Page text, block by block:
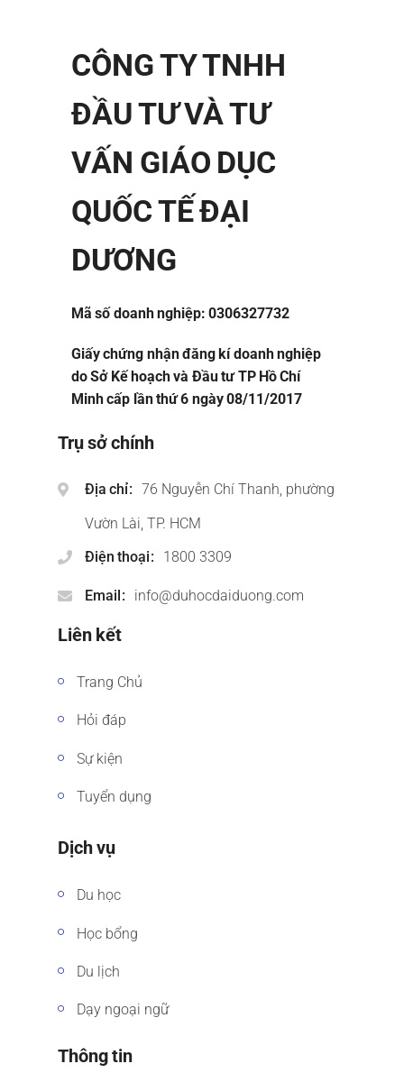
CÔNG TY TNHH
ĐẦU TƯ VÀ TƯ
VẤN GIÁO DỤC
QUỐC TẾ ĐẠI
DƯƠNG
Mã số doanh nghiệp: 0306327732
Giấy chứng nhận đăng kí doanh nghiệp
do Sở Kế hoạch và Đầu tư TP Hồ Chí
Minh cấp lần thứ 6 ngày 08/11/2017
Trụ sở chính
Địa chỉ
76 Nguyễn Chí Thanh, phường
Vườn Lài, TP. HCM
Điện thoại
1800 3309
Email info@duhocdaiduong.com
Liên kết
Trang Chủ
Hỏi đáp
Sự kiện
Tuyển dụng
Dịch vụ
Du học
Học bổng
Du lịch
Dạy ngoại ngữ
Thông tin